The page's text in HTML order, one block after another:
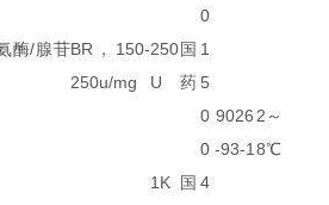
0
酶/腺苷BR，150-
250u/mg
250
U
国
药
1
5
0
0
9026
-93-1
2～
8℃
1K
国 4